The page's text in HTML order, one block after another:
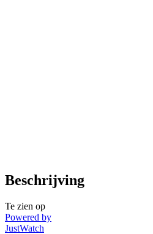
Beschrijving
Te zien op
Powered by
JustWatch